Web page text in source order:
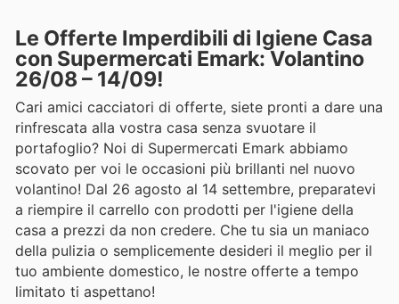
Le Offerte Imperdibili di Igiene Casa
con Supermercati Emark: Volantino
26/08 – 14/09!
Cari amici cacciatori di offerte, siete pronti a dare una
rinfrescata alla vostra casa senza svuotare il
portafoglio? Noi di Supermercati Emark abbiamo
scovato per voi le occasioni più brillanti nel nuovo
volantino! Dal 26 agosto al 14 settembre, preparatevi
a riempire il carrello con prodotti per l'igiene della
casa a prezzi da non credere. Che tu sia un maniaco
della pulizia o semplicemente desideri il meglio per il
tuo ambiente domestico, le nostre offerte a tempo
limitato ti aspettano!